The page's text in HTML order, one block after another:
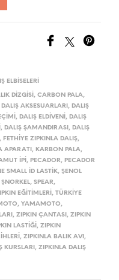
ELBISELERI
DIZGISI, CARBON PALA,
DALIŞ AKSESUARLARI, DALIŞ
, DALIŞ ELDIVENI, DALIŞ
, DALIŞ ŞAMANDIRASI, DALIŞ
, FETHIYE ZIPKINLA DALIŞ,
APARATI, KARBON PALA,
IPI, PECADOR, PECADOR
SMALL ID LASTIK, ŞENOL
ŞNORKEL, SPEAR,
EĞITIMLERI, TÜRKIYE
, YAMAMOTO,
, ZIPKIN ÇANTASI, ZIPKIN
LASTIĞI, ZIPKIN
, ZIPKINLA BALIK AVI,
KURSLARI, ZIPKINLA DALIŞ